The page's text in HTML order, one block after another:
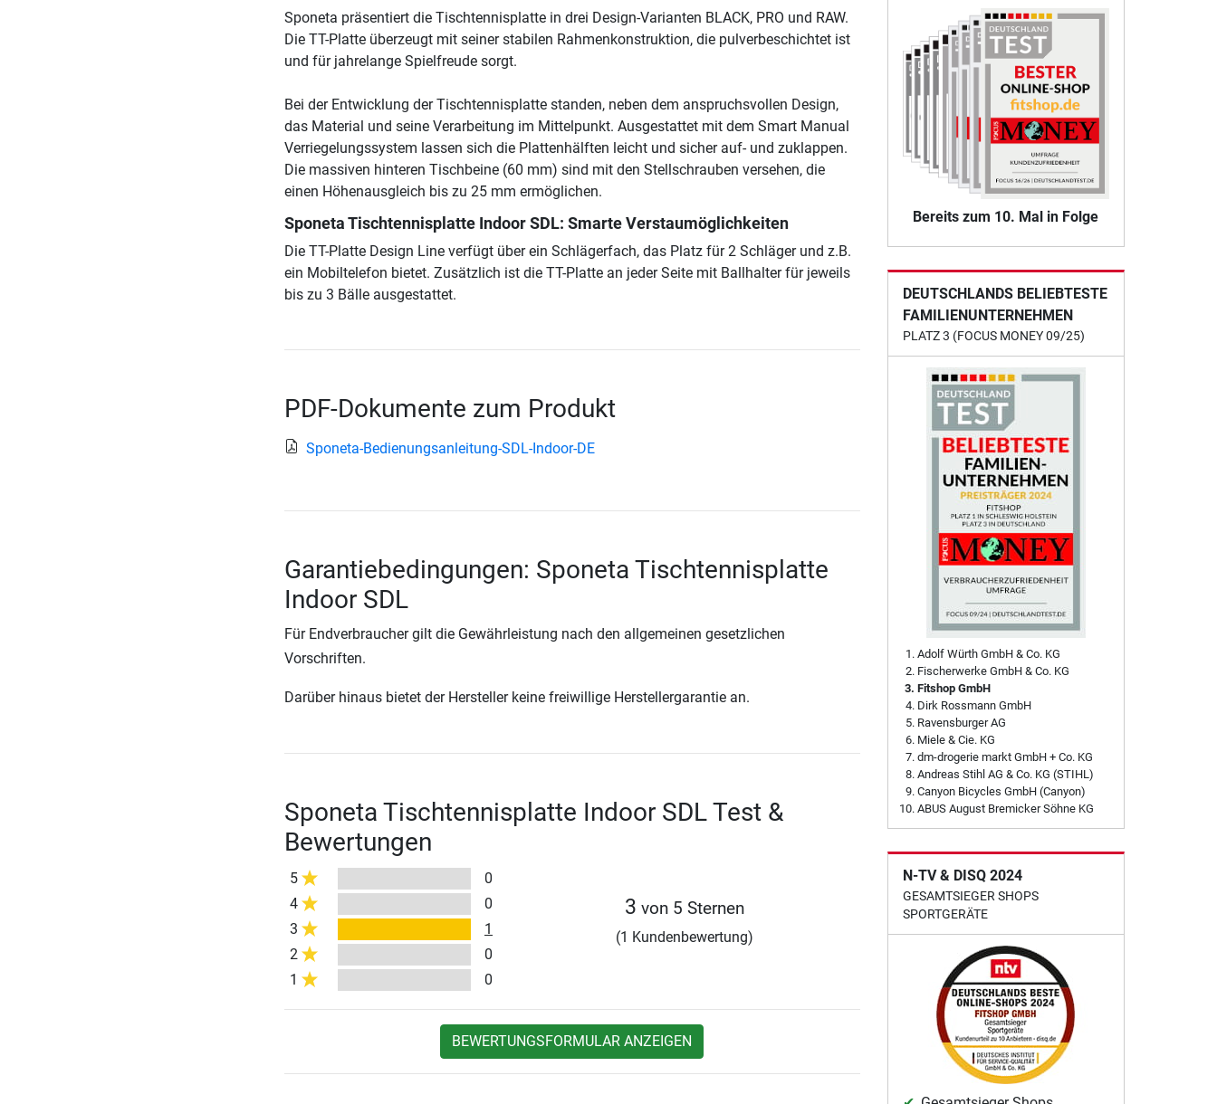
Sponeta präsentiert die Tischtennisplatte in drei Design-Varianten BLACK, PRO und RAW.
Die TT-Platte überzeugt mit seiner stabilen Rahmenkonstruktion, die pulverbeschichtet ist
und für jahrelange Spielfreude sorgt.
Bei der Entwicklung der Tischtennisplatte standen, neben dem anspruchsvollen Design,
das Material und seine Verarbeitung im Mittelpunkt. Ausgestattet mit dem Smart Manual
Verriegelungssystem lassen sich die Plattenhälften leicht und sicher auf- und zuklappen.
Die massiven hinteren Tischbeine (60 mm) sind mit den Stellschrauben versehen, die
einen Höhenausgleich bis zu 25 mm ermöglichen.
Sponeta Tischtennisplatte Indoor SDL: Smarte Verstaumöglichkeiten
Die TT-Platte Design Line verfügt über ein Schlägerfach, das Platz für 2 Schläger und z.B.
ein Mobiltelefon bietet. Zusätzlich ist die TT-Platte an jeder Seite mit Ballhalter für jeweils
bis zu 3 Bälle ausgestattet.
PDF-Dokumente zum Produkt
Sponeta-Bedienungsanleitung-SDL-Indoor-DE
Garantiebedingungen: Sponeta Tischtennisplatte
Indoor SDL
Für Endverbraucher gilt die Gewährleistung nach den allgemeinen gesetzlichen
Vorschriften.
Darüber hinaus bietet der Hersteller keine freiwillige Herstellergarantie an.
Sponeta Tischtennisplatte Indoor SDL Test &
Bewertungen
5
0
4
0
3
1
2
0
1
0
3 von 5 Sternen
(1 Kundenbewertung)
BEWERTUNGSFORMULAR ANZEIGEN
Bereits zum 10. Mal in Folge
DEUTSCHLANDS BELIEBTESTE
FAMILIENUNTERNEHMEN
PLATZ 3 (FOCUS MONEY 09/25)
Adolf Würth GmbH & Co. KG
Fischerwerke GmbH & Co. KG
Fitshop GmbH
Dirk Rossmann GmbH
Ravensburger AG
Miele & Cie. KG
dm-drogerie markt GmbH + Co. KG
Andreas Stihl AG & Co. KG (STIHL)
Canyon Bicycles GmbH (Canyon)
ABUS August Bremicker Söhne KG
N-TV & DISQ 2024
GESAMTSIEGER SHOPS
SPORTGERÄTE